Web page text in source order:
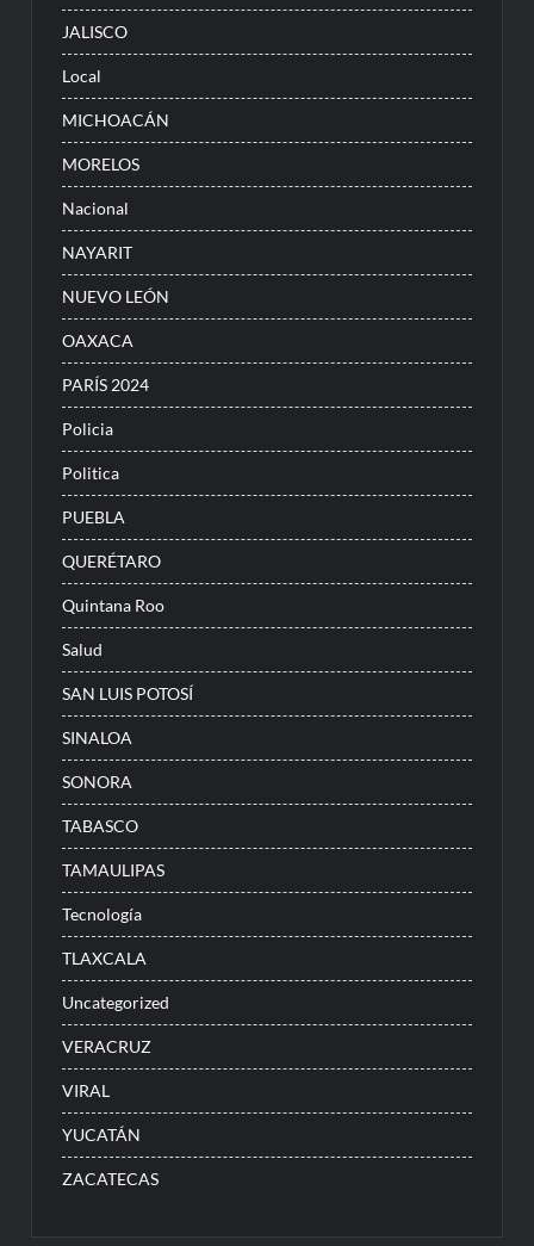
JALISCO
Local
MICHOACÁN
MORELOS
Nacional
NAYARIT
NUEVO LEÓN
OAXACA
PARÍS 2024
Policia
Politica
PUEBLA
QUERÉTARO
Quintana Roo
Salud
SAN LUIS POTOSÍ
SINALOA
SONORA
TABASCO
TAMAULIPAS
Tecnología
TLAXCALA
Uncategorized
VERACRUZ
VIRAL
YUCATÁN
ZACATECAS